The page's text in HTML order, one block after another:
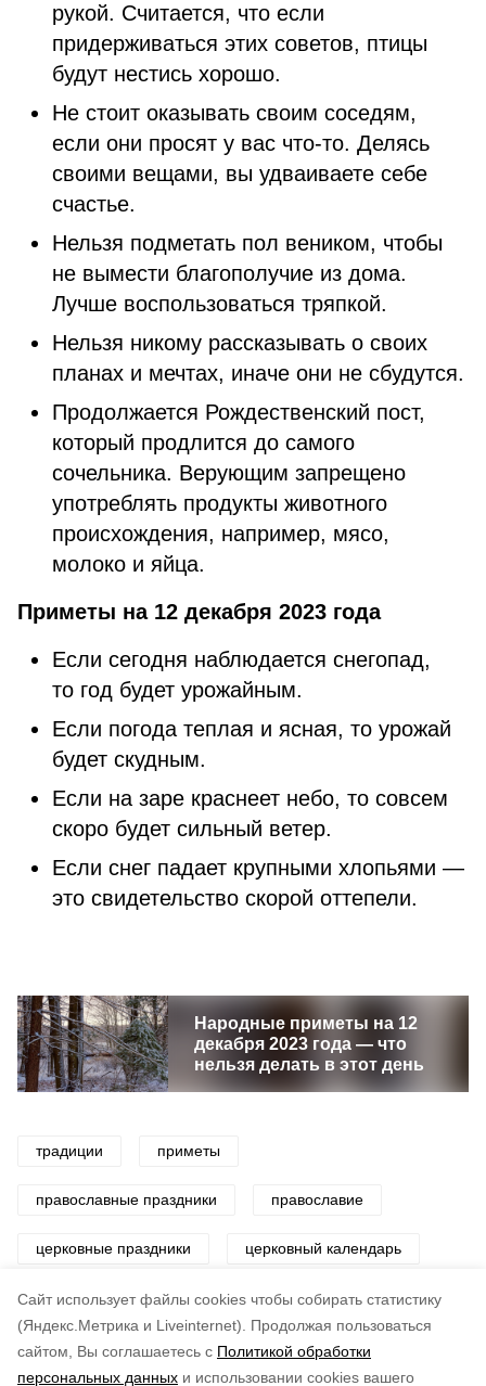
Cайт использует файлы cookies чтобы собирать статистику
(Яндекс.Метрика и Liveinternet).
Продолжая пользоваться
сайтом, Вы соглашаетесь с Политикой обработки
персональных данных и использовании cookies вашего
рукой. Считается, что если
придерживаться этих советов, птицы
будут нестись хорошо.
Не стоит оказывать своим соседям,
если они просят у вас что-то. Делясь
своими вещами, вы удваиваете себе
счастье.
Нельзя подметать пол веником, чтобы
не вымести благополучие из дома.
Лучше воспользоваться тряпкой.
Нельзя никому рассказывать о своих
планах и мечтах, иначе они не сбудутся.
Продолжается Рождественский пост,
который продлится до самого
сочельника. Верующим запрещено
употреблять продукты животного
происхождения, например, мясо,
молоко и яйца.
Приметы на 12 декабря 2023 года
Если сегодня наблюдается снегопад,
то год будет урожайным.
Если погода теплая и ясная, то урожай
будет скудным.
Если на заре краснеет небо, то совсем
скоро будет сильный ветер.
Если снег падает крупными хлопьями —
это свидетельство скорой оттепели.
Народные приметы на 12
декабря 2023 года — что
нельзя делать в этот день
традиции приметы
православные праздники православие
церковные праздники церковный календарь
церковь